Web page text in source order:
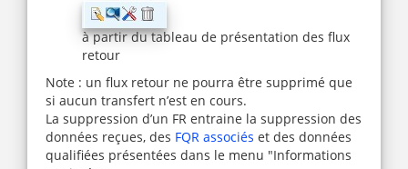
à partir du tableau de présentation des flux
retour
Note : un flux retour ne pourra être supprimé que
si aucun transfert n’est en cours.
La suppression d’un FR entraine la suppression des
données reçues, des FQR associés et des données
qualifiées présentées dans le menu "Informations